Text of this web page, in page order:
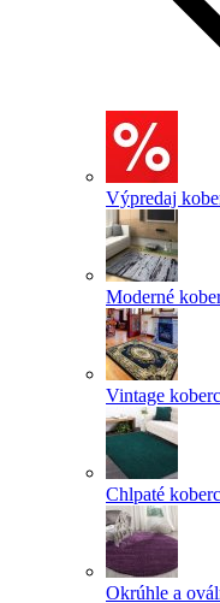
Výpredaj
Moderné
Vintage
Chlpaté
Okrúhle a